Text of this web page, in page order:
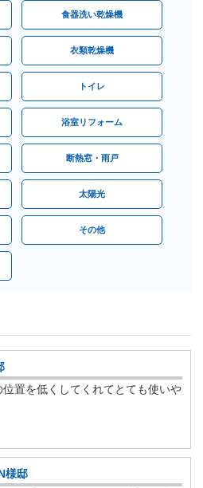
食器洗い乾燥機
衣類乾燥機
トイレ
浴室リフォーム
断熱窓・雨戸
太陽光
その他
位置を低くしてくれてとても使いや
様邸